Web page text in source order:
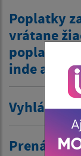
Poplatky
vrátane
poplatku z
inde a tiež
Prenájom